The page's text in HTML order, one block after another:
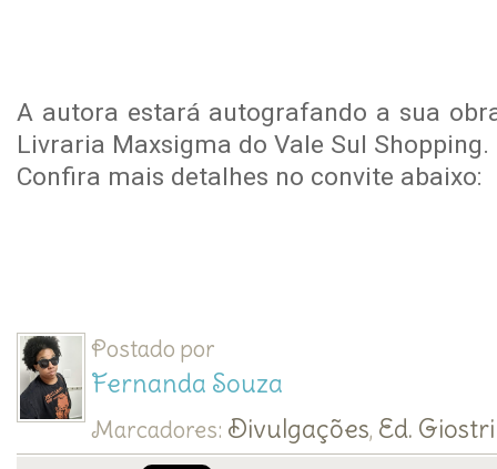
A autora estará autografando a sua
Livraria Maxsigma do Vale Sul Shopping.
Confira mais detalhes no convite abaixo:
Postado por
Fernanda Souza
Marcadores: Divulgações, Ed. Giostri